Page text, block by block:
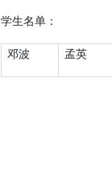
学生名单：
邓波 孟英